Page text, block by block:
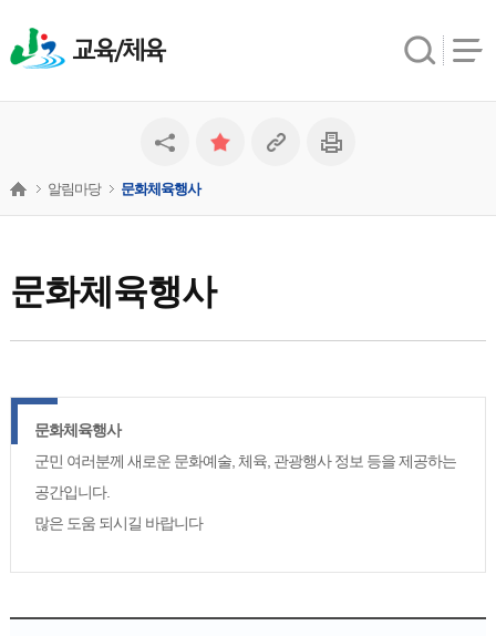
교육/체육
문화체육행사
알림마당 문화체육행사
문화체육행사
군민 여러분께 새로운 문화예술, 체육, 관광행사 정보 등을 제공하는
공간입니다.
많은 도움 되시길 바랍니다